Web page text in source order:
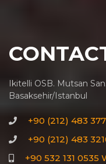
Ikitelli OSB. Mutsan
Basaksehir/Istanbul
+90 (212) 483
+90 (212) 483
+90 532 131 0535